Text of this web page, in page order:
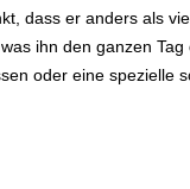
dass er anders als
ihn den ganzen
oder eine spezielle